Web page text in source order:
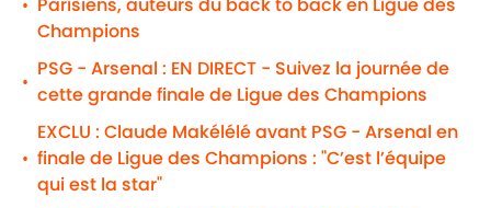
•
Champions
•
PSG - Arsenal : EN DIRECT - Suivez la journée de
cette grande finale de Ligue des Champions
•
EXCLU : Claude Makélélé avant PSG - Arsenal en
finale de Ligue des Champions : "C’est l’équipe
qui est la star"